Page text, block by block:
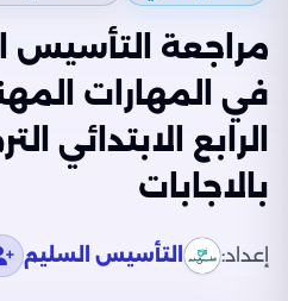
مراجعة التأسيس
في المهارات
بالاجابات
إعداد: التأسيس السليم